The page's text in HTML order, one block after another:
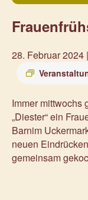
Prenzlauer
Unsere Partner
Aktuelles
28. Februar 2024
Immer mittwochs
„Diester“ ein
Barnim
neuen
gemeinsam